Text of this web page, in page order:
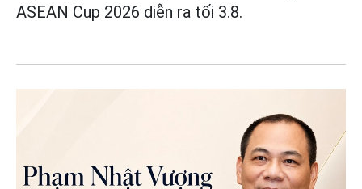
ASEAN Cup 2026 diễn ra tối 3.8.